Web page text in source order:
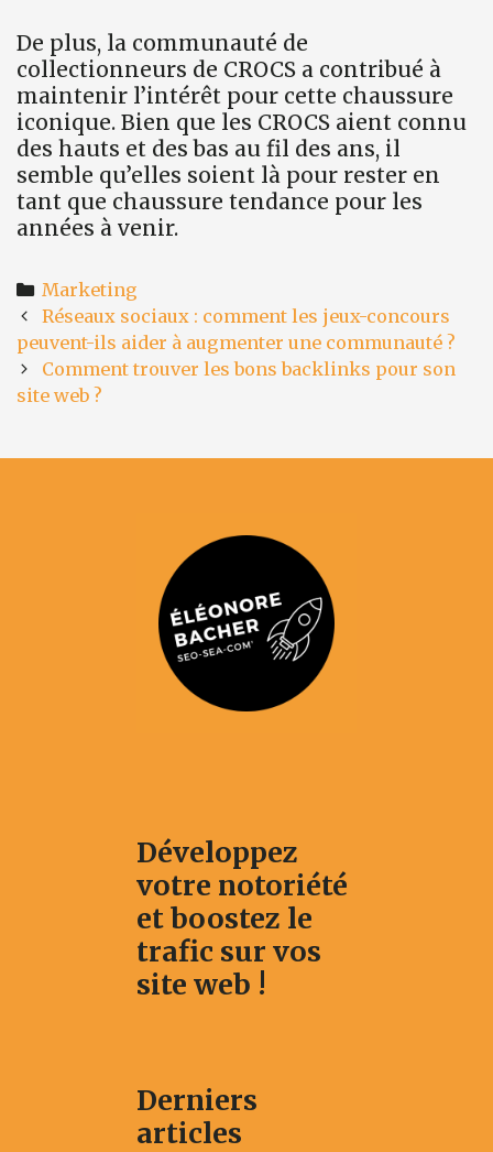
De plus, la communauté de
collectionneurs de CROCS a contribué à
maintenir l’intérêt pour cette chaussure
iconique. Bien que les CROCS aient connu
des hauts et des bas au fil des ans, il
semble qu’elles soient là pour rester en
tant que chaussure tendance pour les
années à venir.
Categories
Marketing
Post
navigation
Réseaux sociaux : comment les jeux-concours
peuvent-ils aider à augmenter une communauté ?
Comment trouver les bons backlinks pour son
site web ?
Développez
votre notoriété
et boostez le
trafic sur vos
site web !
Derniers
articles